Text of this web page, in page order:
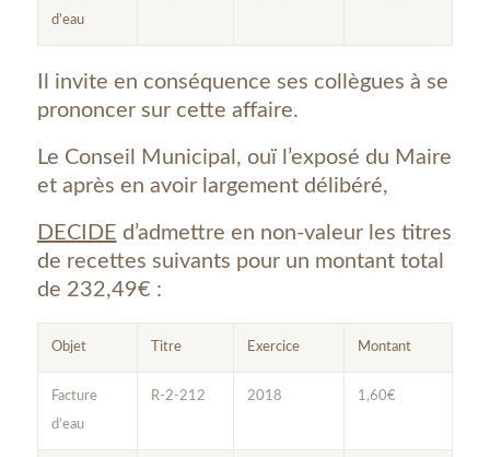
d’eau
Il invite en conséquence ses collègues à se
prononcer sur cette affaire.
Le Conseil Municipal, ouï l’exposé du Maire
et après en avoir largement délibéré,
DECIDE d’admettre en non-valeur les titres
de recettes suivants pour un montant total
de 232,49€ :
Objet Titre Exercice Montant
Facture
d’eau
R-2-212 2018 1,60€